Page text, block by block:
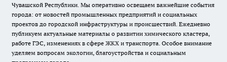
Чувашской Республики. Мы оперативно освещаем важнейшие события
города: от новостей промышленных предприятий и социальных
проектов до городской инфраструктуры и происшествий. Ежедневно
публикуем актуальные материалы о развитии химического кластера,
работе ГЭС, изменениях в сфере ЖКХ и транспорта. Особое внимание
уделяем вопросам экологии, благоустройства и социальным